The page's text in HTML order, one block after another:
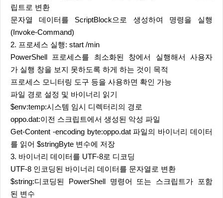
립트로 변환
문자열 데이터를 ScriptBlock으로 생성하여 명령을 실행
(Invoke-Command)
2. 프로세스 실행: start /min
PowerShell 프로세스를 최소화된 창에서 실행해서 사용자
가 실행 창을 보지 못하도록 하게 하는 것이 목적
프로세스 모니터링 도구 등을 사용하면 확인 가능
파일 경로 설정 및 바이너리 읽기
$env:temp:시스템 임시 디렉터리의 경로
oppo.dat:이전 스크립트에서 생성된 악성 파일
Get-Content -encoding byte:oppo.dat 파일의 바이너리 데이터
를 읽어 $stringByte 변수에 저장
3. 바이너리 데이터를 UTF-8로 디코딩
UTF-8 인코딩된 바이너리 데이터를 문자열로 변환
$string:디코딩된 PowerShell 명령어 또는 스크립트가 포함
된 변수